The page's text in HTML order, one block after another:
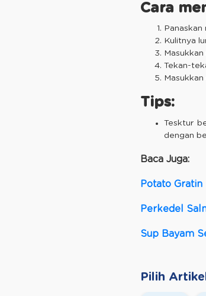
Cara
Kulitnya
Tekan-
Tips:
Tesktur
dengan
Baca Juga:
Potato Gratin
Perkedel
Sup Bayam
Pilih